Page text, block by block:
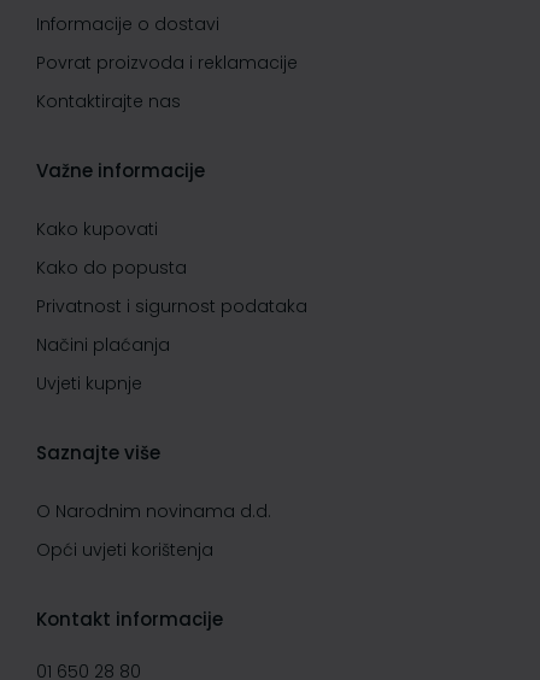
Informacije o dostavi
Povrat proizvoda i reklamacije
Kontaktirajte nas
Važne informacije
Kako kupovati
Kako do popusta
Privatnost i sigurnost podataka
Načini plaćanja
Uvjeti kupnje
Saznajte više
O Narodnim novinama d.d.
Opći uvjeti korištenja
Kontakt informacije
01 650 28 80